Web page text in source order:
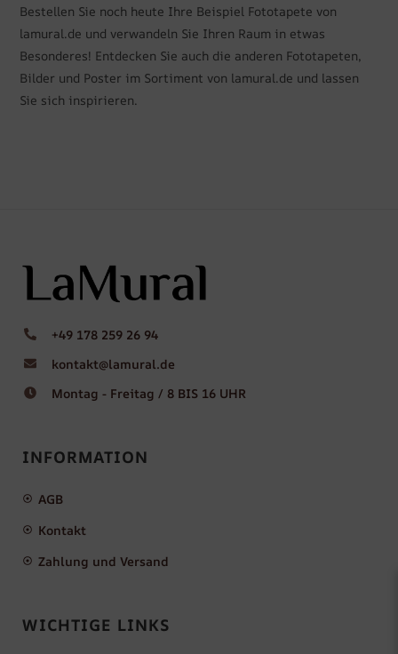
Bestellen Sie noch heute Ihre Beispiel Fototapete von
lamural.de und verwandeln Sie Ihren Raum in etwas
Besonderes! Entdecken Sie auch die anderen Fototapeten,
Bilder und Poster im Sortiment von lamural.de und lassen
Sie sich inspirieren.
+49 178 259 26 94
kontakt@lamural.de
Montag - Freitag / 8 BIS 16 UHR
INFORMATION
AGB
Kontakt
Zahlung und Versand
WICHTIGE LINKS